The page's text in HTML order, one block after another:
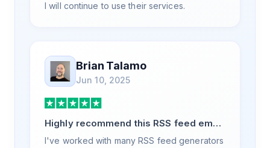
I will continue to use their services.
Brian Talamo
Jun 10, 2025
Highly recommend this RSS feed email
/ widget generator service.
I've worked with many RSS feed generators